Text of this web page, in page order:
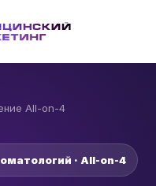
All-on-4
· All-on-4